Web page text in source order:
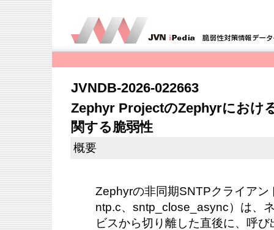
JVNDB-2026-022663
Zephyr ProjectのZephyrにおけ
関する脆弱性
概要
Zephyrの非同期SNTPクライア
ntp.c、sntp_close_async）は、
ビスから切り離した直後に、呼